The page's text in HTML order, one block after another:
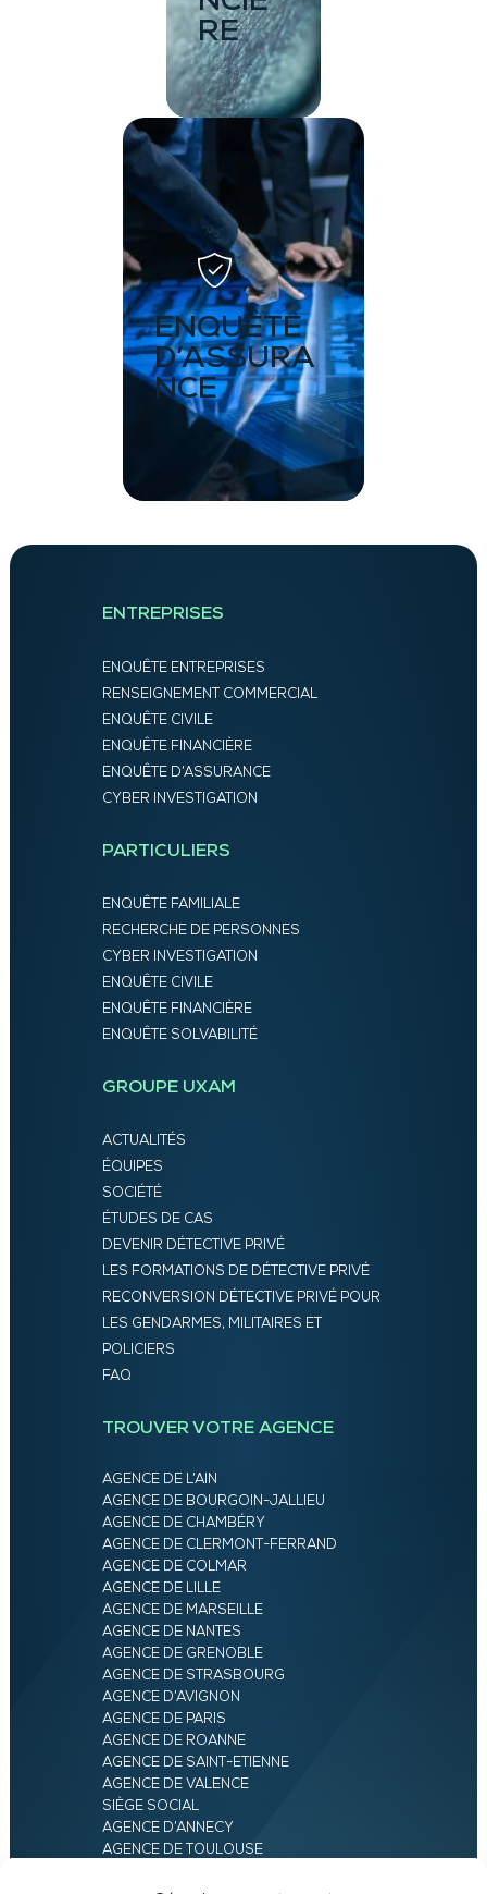
RE
ENQUÊTE
D’ASSURA
NCE
ENTREPRISES
ENQUÊTE ENTREPRISES
RENSEIGNEMENT COMMERCIAL
ENQUÊTE CIVILE
ENQUÊTE FINANCIÈRE
ENQUÊTE D’ASSURANCE
CYBER INVESTIGATION
PARTICULIERS
ENQUÊTE FAMILIALE
RECHERCHE DE PERSONNES
CYBER INVESTIGATION
ENQUÊTE CIVILE
ENQUÊTE FINANCIÈRE
ENQUÊTE SOLVABILITÉ
GROUPE UXAM
ACTUALITÉS
ÉQUIPES
SOCIÉTÉ
ÉTUDES DE CAS
DEVENIR DÉTECTIVE PRIVÉ
LES FORMATIONS DE DÉTECTIVE PRIVÉ
RECONVERSION DÉTECTIVE PRIVÉ POUR
LES GENDARMES, MILITAIRES ET
POLICIERS
FAQ
TROUVER VOTRE AGENCE
AGENCE DE L’AIN
AGENCE DE BOURGOIN-JALLIEU
AGENCE DE CHAMBÉRY
AGENCE DE CLERMONT-FERRAND
AGENCE DE COLMAR
AGENCE DE LILLE
AGENCE DE MARSEILLE
AGENCE DE NANTES
AGENCE DE GRENOBLE
AGENCE DE STRASBOURG
AGENCE D’AVIGNON
AGENCE DE PARIS
AGENCE DE ROANNE
AGENCE DE SAINT-ETIENNE
AGENCE DE VALENCE
SIÈGE SOCIAL
AGENCE D’ANNECY
AGENCE DE TOULOUSE